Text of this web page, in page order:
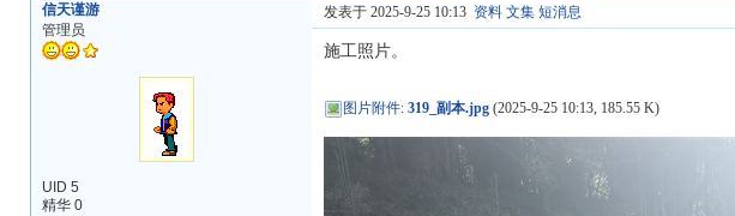
信天谨游
管理员
UID 5
精华 0
发表于 2025-9-25 10:13 资料 文集 短消息
施工照片。
图片附件: 319_副本.jpg(2025-9-25 10:13, 185.55 K)